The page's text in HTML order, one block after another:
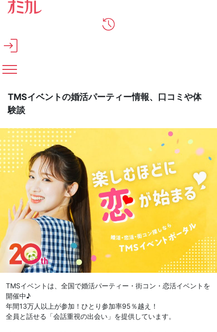
メインコンテンツへスキップ
TMSイベントの婚活パーティー情報、口コミや体
験談
TMSイベントは、全国で婚活パーティー・街コン・恋活イベントを
開催中♪
年間13万人以上が参加！ひとり参加率95％越え！
全員と話せる「会話重視の出会い」を提供しています。